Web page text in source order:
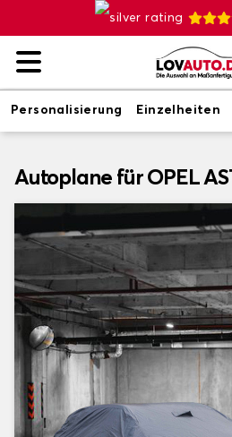
Personalisierung Einzelheiten
Autoplane für OPEL